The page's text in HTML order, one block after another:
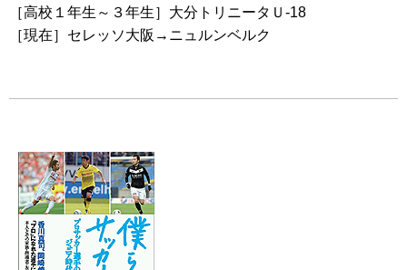
［高校１年生～３年生］大分トリニータＵ‐18
［現在］セレッソ大阪→ニュルンベルク